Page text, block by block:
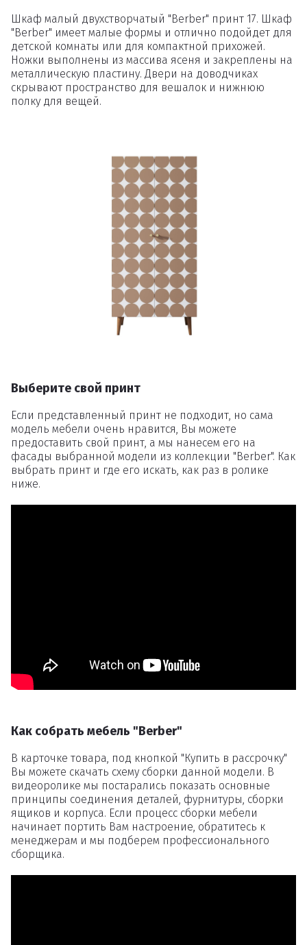
Шкаф малый двухстворчатый "Berber" принт 17. Шкаф
"Berber" имеет малые формы и отлично подойдет для
детской комнаты или для компактной прихожей.
Ножки выполнены из массива ясеня и закреплены на
металлическую пластину. Двери на доводчиках
скрывают пространство для вешалок и нижнюю
полку для вещей.
Выберите свой принт
Если представленный принт не подходит, но сама
модель мебели очень нравится, Вы можете
предоставить свой принт, а мы нанесем его на
фасады выбранной модели из коллекции "Berber". Как
выбрать принт и где его искать, как раз в ролике
ниже.
Как собрать мебель "Berber"
В карточке товара, под кнопкой "Купить в рассрочку"
Вы можете скачать схему сборки данной модели. В
видеоролике мы постарались показать основные
принципы соединения деталей, фурнитуры, сборки
ящиков и корпуса. Если процесс сборки мебели
начинает портить Вам настроение, обратитесь к
менеджерам и мы подберем профессионального
сборщика.